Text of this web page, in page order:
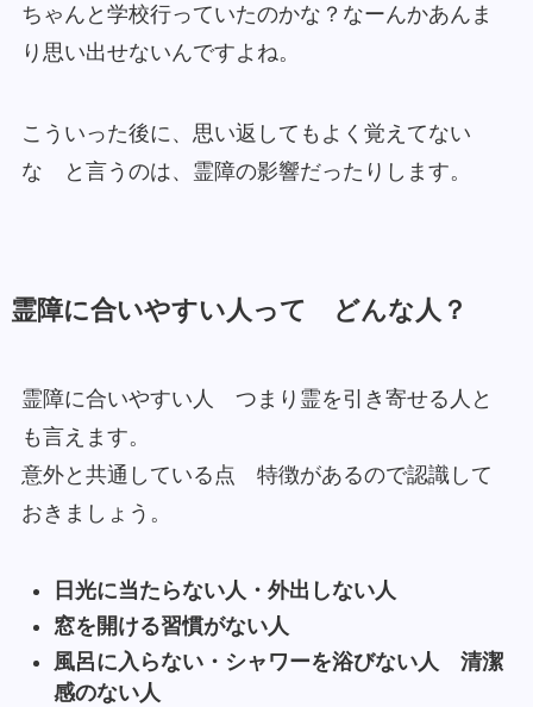
ちゃんと学校行っていたのかな？なーんかあんま
り思い出せないんですよね。
こういった後に、思い返してもよく覚えてない
な と言うのは、霊障の影響だったりします。
霊障に合いやすい人って どんな人？
霊障に合いやすい人 つまり霊を引き寄せる人と
も言えます。
意外と共通している点 特徴があるので認識して
おきましょう。
日光に当たらない人・外出しない人
窓を開ける習慣がない人
風呂に入らない・シャワーを浴びない人 清潔
感のない人